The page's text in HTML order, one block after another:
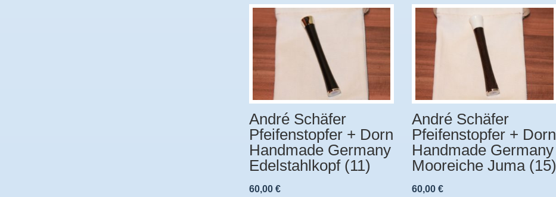
André Schäfer
Pfeifenstopfer + Dorn
Handmade Germany
Edelstahlkopf (11)
60,00 €
André Schäfer
Pfeifenstopfer + Dorn
Handmade Germany
Mooreiche Juma (15)
60,00€